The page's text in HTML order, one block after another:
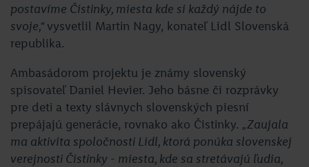
postavíme Čistinky, miesta kde si každý nájde to
svoje,“vysvetlil Martin Nagy, konateľ Lidl Slovenská
republika.
Ambasádorom projektu je známy slovenský
spisovateľ Daniel Hevier. Jeho básne či rozprávky
pre deti a texty slávnych slovenských piesní
prepájajú generácie, rovnako ako Čistinky. „Zaujala
ma aktivita spoločnosti Lidl, ktorá ponúka slovenskej
verejnosti Čistinky - miesta, kde sa stretávajú ľudia,